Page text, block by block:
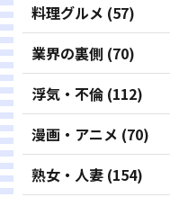
料理グルメ (57)
業界の裏側 (70)
浮気・不倫 (112)
漫画・アニメ (70)
熟女・人妻 (154)